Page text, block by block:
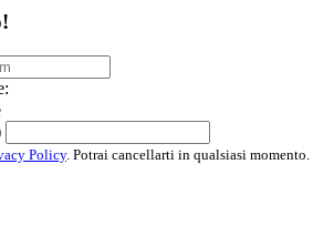
Policy. Potrai cancellarti in qualsiasi momento.